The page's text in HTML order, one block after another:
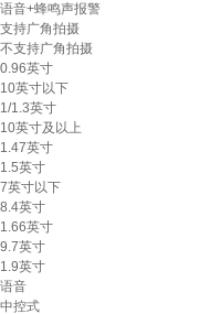
语音+蜂鸣声报警
支持广角拍摄
不支持广角拍摄
0.96英寸
10英寸以下
1/1.3英寸
10英寸及以上
1.47英寸
1.5英寸
7英寸以下
8.4英寸
1.66英寸
9.7英寸
1.9英寸
语音
中控式